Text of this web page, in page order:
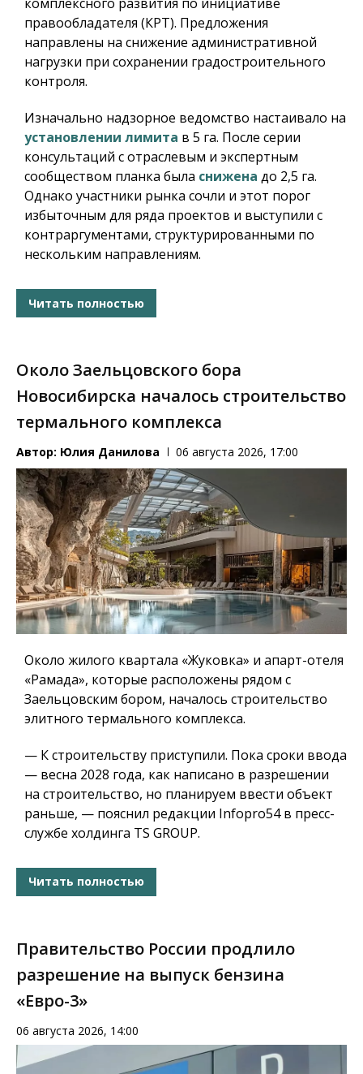
правообладателя (КРТ). Предложения
направлены на снижение административной
нагрузки при сохранении градостроительного
контроля.
Изначально надзорное ведомство настаивало на
установлении лимита в 5 га. После серии
консультаций с отраслевым и экспертным
сообществом планка была снижена до 2,5 га.
Однако участники рынка сочли и этот порог
избыточным для ряда проектов и выступили с
контраргументами, структурированными по
нескольким направлениям.
Читать полностью
Около Заельцовского бора
Новосибирска началось строительство
термального комплекса
Автор: Юлия Данилова 06 августа 2026, 17:00
Около жилого квартала «Жуковка» и апарт-отеля
«Рамада», которые расположены рядом с
Заельцовским бором, началось строительство
элитного термального комплекса.
— К строительству приступили. Пока сроки ввода
— весна 2028 года, как написано в разрешении
на строительство, но планируем ввести объект
раньше, — пояснил редакции Infopro54 в пресс-
службе холдинга TS GROUP.
Читать полностью
Правительство России продлило
разрешение на выпуск бензина
«Евро-3»
06 августа 2026, 14:00